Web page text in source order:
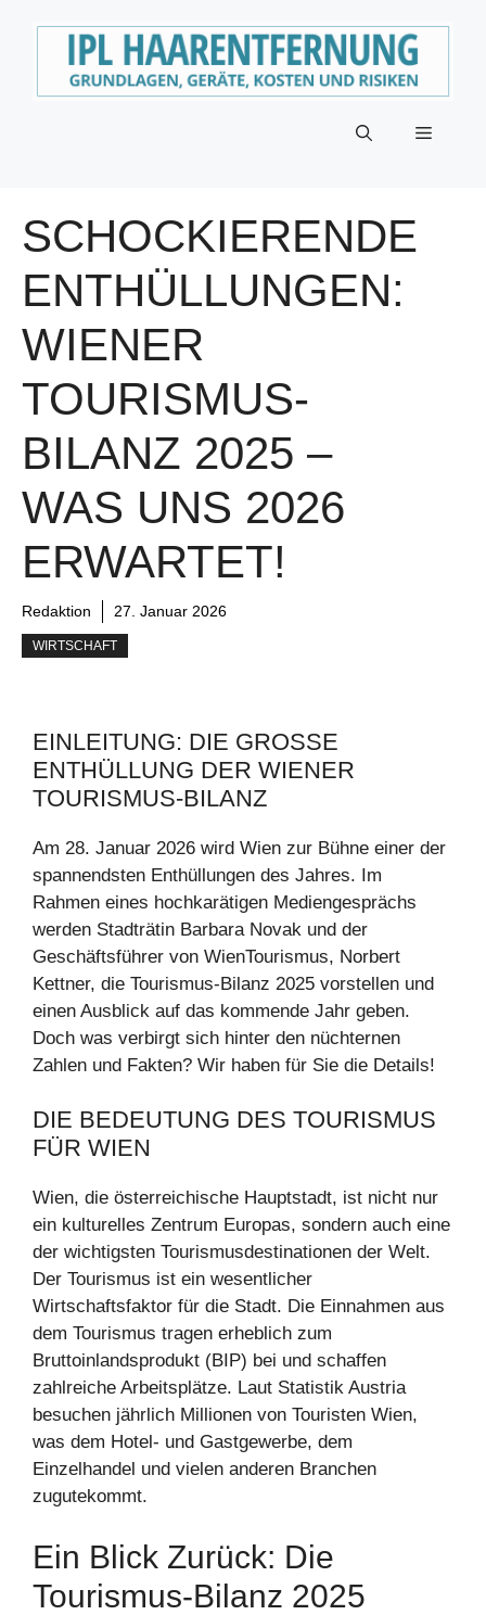
Menü
SCHOCKIERENDE
ENTHÜLLUNGEN:
WIENER
TOURISMUS-
BILANZ 2025 –
WAS UNS 2026
ERWARTET!
Redaktion 27. Januar 2026
WIRTSCHAFT
EINLEITUNG: DIE GROSSE E
NTHÜLLUNG DER WIENER T
OURISMUS-BILANZ
Am 28. Januar 2026 wird Wien zur Bühne einer der
spannendsten Enthüllungen des Jahres. Im
Rahmen eines hochkarätigen Mediengesprächs
werden Stadträtin Barbara Novak und der
Geschäftsführer von WienTourismus, Norbert
Kettner, die Tourismus-Bilanz 2025 vorstellen und
einen Ausblick auf das kommende Jahr geben.
Doch was verbirgt sich hinter den nüchternen
Zahlen und Fakten? Wir haben für Sie die Details!
DIE BEDEUTUNG DES TOURISMUS
FÜR WIEN
Wien, die österreichische Hauptstadt, ist nicht nur
ein kulturelles Zentrum Europas, sondern auch eine
der wichtigsten Tourismusdestinationen der Welt.
Der Tourismus ist ein wesentlicher
Wirtschaftsfaktor für die Stadt. Die Einnahmen aus
dem Tourismus tragen erheblich zum
Bruttoinlandsprodukt (BIP) bei und schaffen
zahlreiche Arbeitsplätze. Laut Statistik Austria
besuchen jährlich Millionen von Touristen Wien,
was dem Hotel- und Gastgewerbe, dem
Einzelhandel und vielen anderen Branchen
zugutekommt.
Ein Blick Zurück: Die
Tourismus-Bilanz 2025